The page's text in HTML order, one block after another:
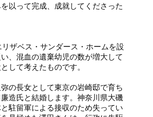
以って完成、成就してくださった
ザベス・サンダース・ホームを設
、混血の遺棄幼児の数が増大して
して考えたものです。
の長女として東京の岩崎邸で育ち
造氏と結婚します。神奈川県大磯
駐留軍による接収のため失ってい